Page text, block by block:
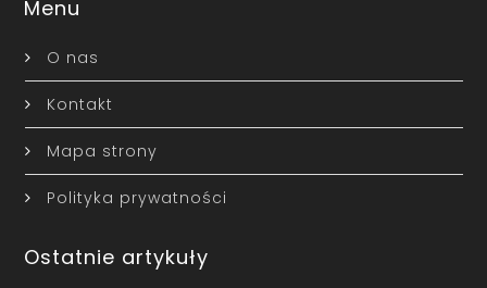
Menu
O nas
Kontakt
Mapa strony
Polityka prywatności
Ostatnie artykuły